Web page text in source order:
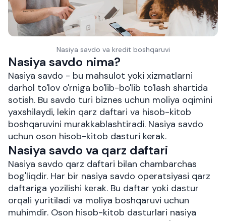
Nasiya savdo va kredit boshqaruvi
Nasiya savdo nima?
Nasiya savdo - bu mahsulot yoki xizmatlarni
darhol to'lov o'rniga bo'lib-bo'lib to'lash shartida
sotish. Bu savdo turi biznes uchun moliya oqimini
yaxshilaydi, lekin qarz daftari va hisob-kitob
boshqaruvini murakkablashtiradi. Nasiya savdo
uchun oson hisob-kitob dasturi kerak.
Nasiya savdo va qarz daftari
Nasiya savdo qarz daftari bilan chambarchas
bog'liqdir. Har bir nasiya savdo operatsiyasi qarz
daftariga yozilishi kerak. Bu daftar yoki dastur
orqali yuritiladi va moliya boshqaruvi uchun
muhimdir. Oson hisob-kitob dasturlari nasiya